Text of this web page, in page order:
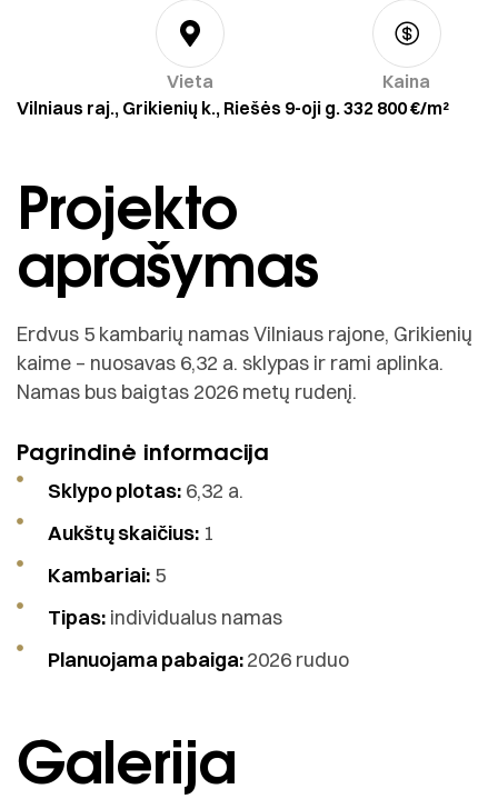
Vieta
Vilniaus raj., Grikienių k., Riešės 9-oji g. 33
Kaina
2 800 €/m²
Projekto
aprašymas
Erdvus 5 kambarių namas Vilniaus rajone, Grikienių
kaime – nuosavas 6,32 a. sklypas ir rami aplinka.
Namas bus baigtas 2026 metų rudenį.
Pagrindinė informacija
Sklypo plotas:6,32 a.
Aukštų skaičius:1
Kambariai:5
Tipas:individualus namas
Planuojama pabaiga:2026 ruduo
Galerija